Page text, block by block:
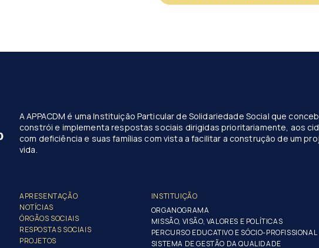
A APPACDM é uma Instituição Particular de Solidariedade Social que
constrói e implementa respostas sociais dirigidas prioritariamente, aos
com deficiência e suas famílias com vista a facilitar a construção de um
vida.
APRESENTAÇÃO
NOTÍCIAS
ÓRGÃOS SOCIAIS
RESPOSTAS SOCIAIS
PROJETOS
INSTITUIÇÃO
ORGANOGRAMA
MISSÃO, VISÃO, VALORES E POLÍTICAS
PERCURSO EDUCATIVO E SÓCIO-PROFISSIONAL
SISTEMA DE GESTÃO DA QUALIDADE